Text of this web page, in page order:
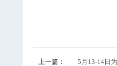
上一篇： 5月13-14日